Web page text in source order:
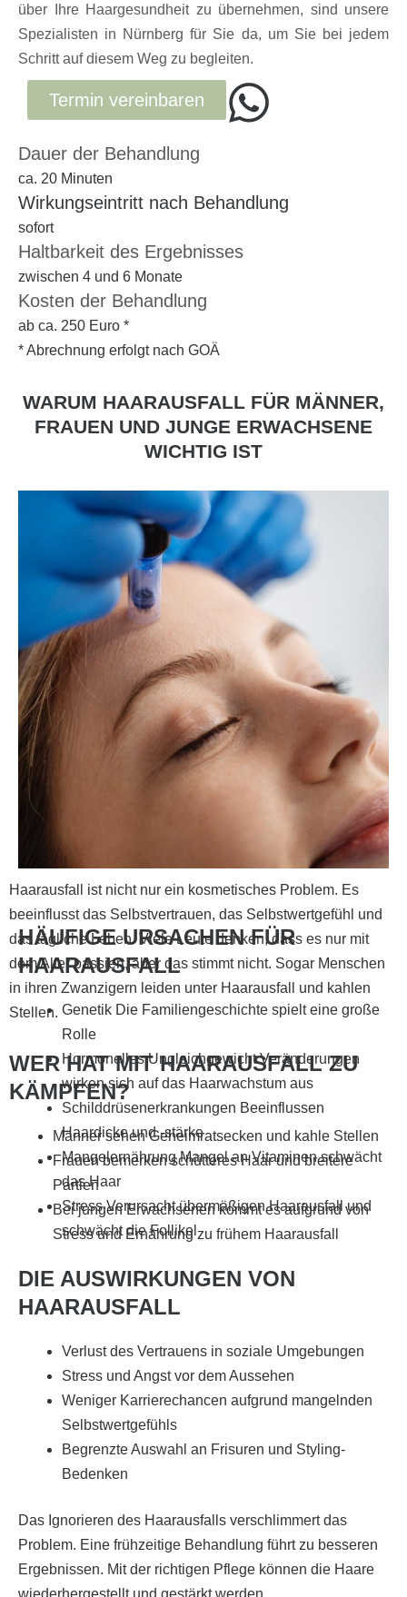
über Ihre Haargesundheit zu übernehmen, sind unsere
Spezialisten in Nürnberg für Sie da, um Sie bei jedem
Schritt auf diesem Weg zu begleiten.
Termin vereinbaren
Dauer der Behandlung
ca. 20 Minuten
Wirkungseintritt nach Behandlung
sofort
Haltbarkeit des Ergebnisses
zwischen 4 und 6 Monate
Kosten der Behandlung
ab ca. 250 Euro *
* Abrechnung erfolgt nach GOÄ
WARUM HAARAUSFALL FÜR MÄNNER,
FRAUEN UND JUNGE ERWACHSENE
WICHTIG IST
Haarausfall ist nicht nur ein kosmetisches Problem. Es
beeinflusst das Selbstvertrauen, das Selbstwertgefühl und
das tägliche Leben. Viele Leute denken, dass es nur mit
dem Alter passiert, aber das stimmt nicht. Sogar Menschen
in ihren Zwanzigern leiden unter Haarausfall und kahlen
Stellen.
WER HAT MIT HAARAUSFALL ZU
KÄMPFEN?
Männer sehen Geheimratsecken und kahle Stellen
Frauen bemerken schütteres Haar und breitere
Partien
Bei jungen Erwachsenen kommt es aufgrund von
Stress und Ernährung zu frühem Haarausfall
HÄUFIGE URSACHEN FÜR
HAARAUSFALL
Genetik Die Familiengeschichte spielt eine große
Rolle
Hormonelles Ungleichgewicht Veränderungen
wirken sich auf das Haarwachstum aus
Schilddrüsenerkrankungen Beeinflussen
Haardicke und -stärke
Mangelernährung Mangel an Vitaminen schwächt
das Haar
Stress Verursacht übermäßigen Haarausfall und
schwächt die Follikel
DIE AUSWIRKUNGEN VON
HAARAUSFALL
Verlust des Vertrauens in soziale Umgebungen
Stress und Angst vor dem Aussehen
Weniger Karrierechancen aufgrund mangelnden
Selbstwertgefühls
Begrenzte Auswahl an Frisuren und Styling-
Bedenken
Das Ignorieren des Haarausfalls verschlimmert das
Problem. Eine frühzeitige Behandlung führt zu besseren
Ergebnissen. Mit der richtigen Pflege können die Haare